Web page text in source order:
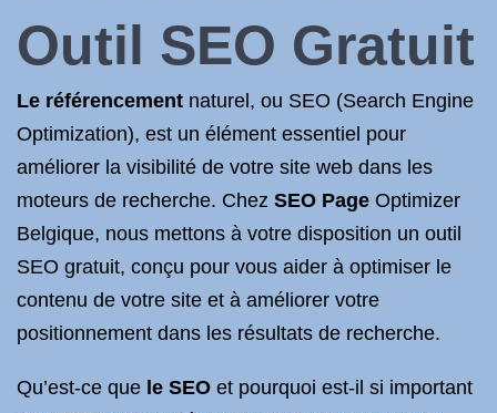
Outil SEO Gratuit
Le référencement naturel, ou SEO (Search Engine
Optimization), est un élément essentiel pour
améliorer la visibilité de votre site web dans les
moteurs de recherche. Chez SEO Page Optimizer
Belgique, nous mettons à votre disposition un outil
SEO gratuit, conçu pour vous aider à optimiser le
contenu de votre site et à améliorer votre
positionnement dans les résultats de recherche.
Qu’est-ce que le SEO et pourquoi est-il si important